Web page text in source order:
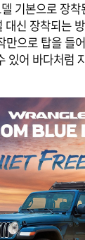
기본으로 장
대신 장착되는
만으로 탑을 들
있어 바다처럼